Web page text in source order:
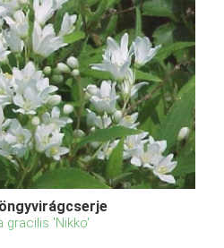
gracilis 'Nikko'